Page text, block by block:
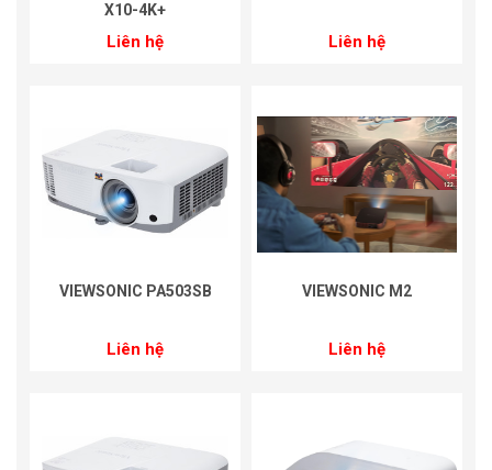
X10-4K+
Liên hệ Liên hệ
VIEWSONIC PA503SB
Liên hệ
VIEWSONIC M2
Liên hệ